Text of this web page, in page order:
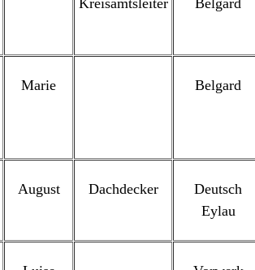
Kreisamtsleiter Belgard
Marie Belgard
August Dachdecker
Deutsch
Eylau